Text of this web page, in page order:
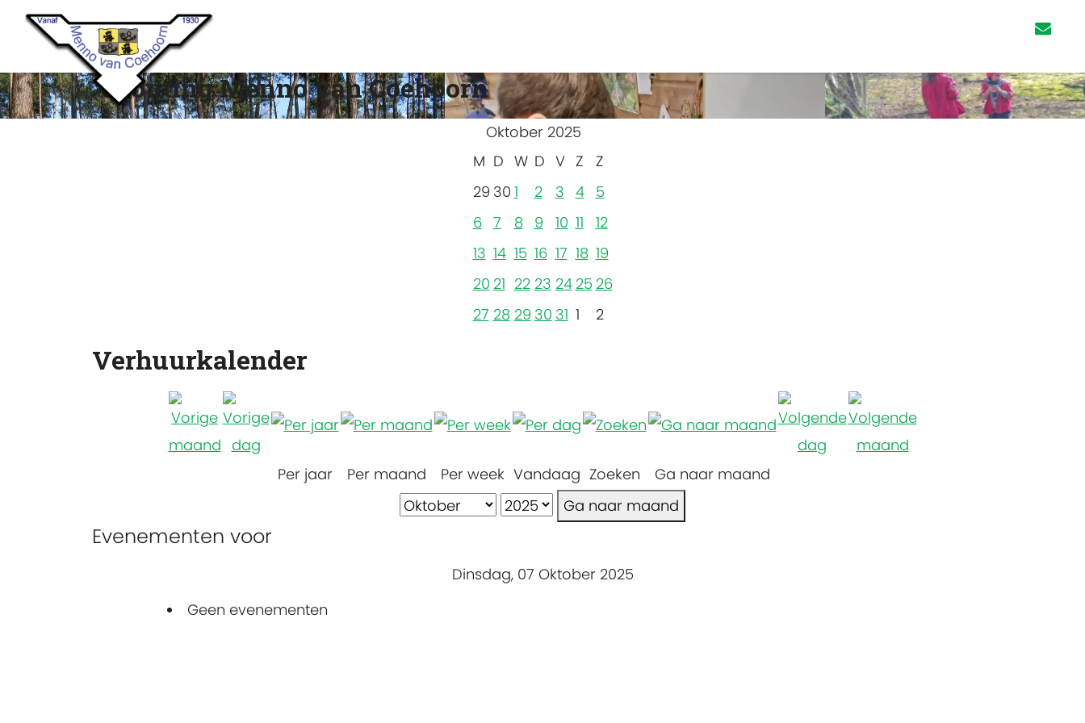
Scouting Menno van Coehoorn
Oktober 2025
M D W D V Z
Z
29 30 1 2 3 4
5
6 7 8 9 10 11
12
13 14 15 16 17 18 19
20 21 22 23 24 25 26
27 28 29 30 31 1 2
Verhuurkalender
Per jaar Per maand Per week Vandaag Zoeken
Ga naar maand
Ga naar maand
Evenementen voor
Dinsdag, 07 Oktober 2025
Geen evenementen